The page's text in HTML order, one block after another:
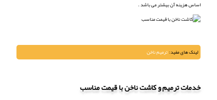
اساس هزینه آن بیشتر می باشد .
لینک های مفید: ترمیم ناخن
خدمات ترمیم و کاشت ناخن با قیمت مناسب